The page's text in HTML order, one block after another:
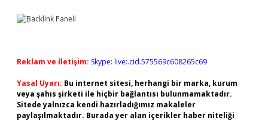
Reklam ve İletişim: Skype: live:.cid.575569c608265c69
Yasal Uyarı: Bu internet sitesi, herhangi bir marka, kurum
veya şahıs şirketi ile hiçbir bağlantısı bulunmamaktadır.
Sitede yalnızca kendi hazırladığımız makaleler
paylaşılmaktadır. Burada yer alan içerikler haber niteliği